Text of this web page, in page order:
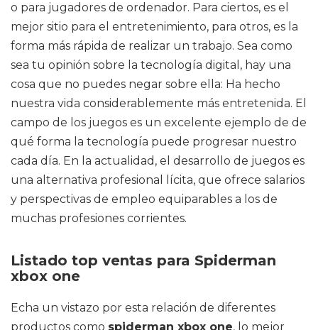
o para jugadores de ordenador. Para ciertos, es el
mejor sitio para el entretenimiento, para otros, es la
forma más rápida de realizar un trabajo. Sea como
sea tu opinión sobre la tecnología digital, hay una
cosa que no puedes negar sobre ella: Ha hecho
nuestra vida considerablemente más entretenida. El
campo de los juegos es un excelente ejemplo de de
qué forma la tecnología puede progresar nuestro
cada día. En la actualidad, el desarrollo de juegos es
una alternativa profesional lícita, que ofrece salarios
y perspectivas de empleo equiparables a los de
muchas profesiones corrientes.
Listado top ventas para Spiderman
xbox one
Echa un vistazo por esta relación de diferentes
productos como spiderman xbox one, lo mejor